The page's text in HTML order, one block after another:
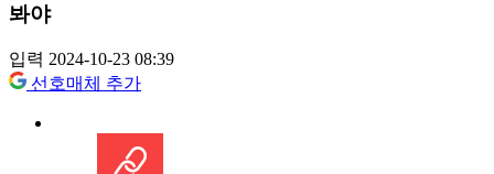
봐야
입력 2024-10-23 08:39
선호매체 추가